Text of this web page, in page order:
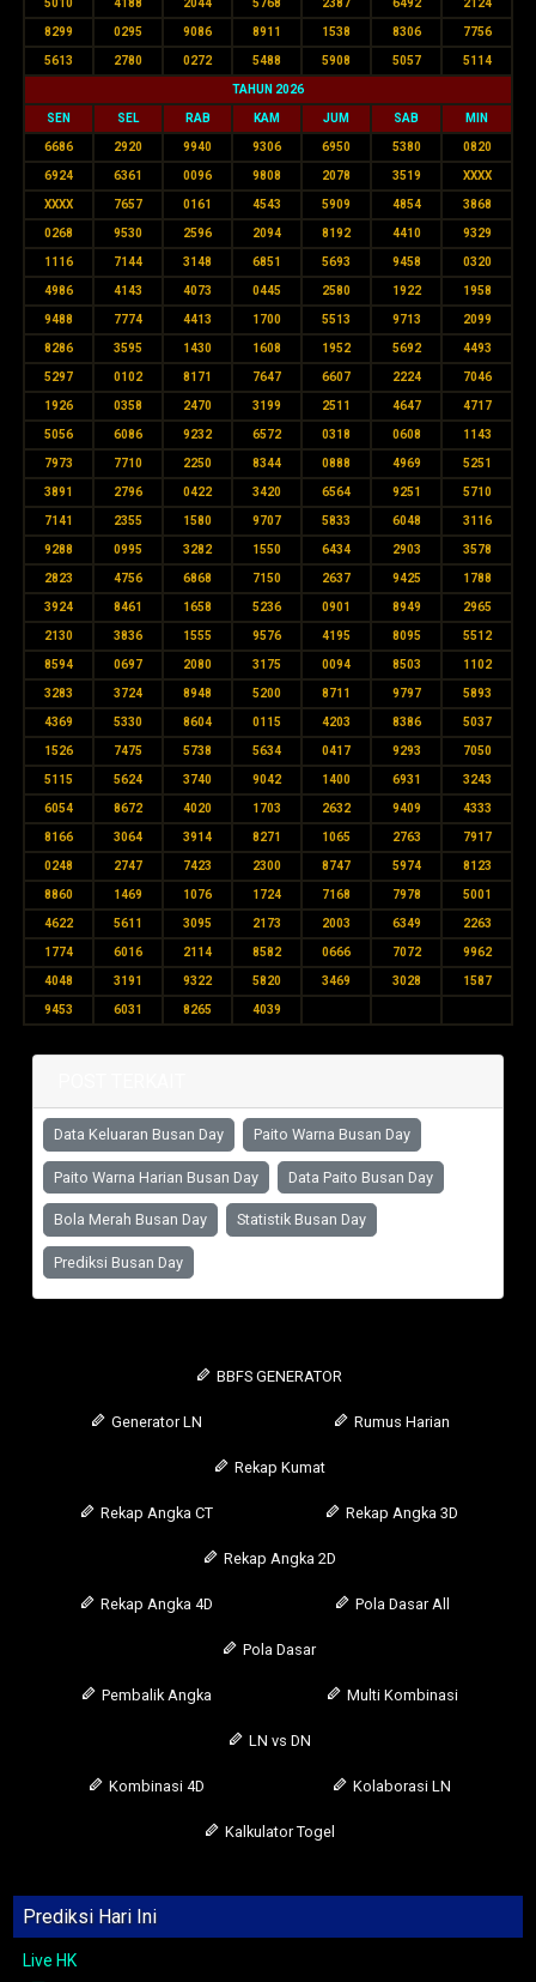
5010 4188 2044 5768 2387 6492 2124
8299 0295 9086 8911 1538 8306 7756
5613 2780 0272 5488 5908 5057 5114
TAHUN 2026
SEN SEL RAB KAM JUM SAB MIN
6686 2920 9940 9306 6950 5380 0820
6924 6361 0096 9808 2078 3519 XXXX
XXXX 7657 0161 4543 5909 4854 3868
0268 9530 2596 2094 8192 4410 9329
1116 7144 3148 6851 5693 9458 0320
4986 4143 4073 0445 2580 1922 1958
9488 7774 4413 1700 5513 9713 2099
8286 3595 1430 1608 1952 5692 4493
5297 0102 8171 7647 6607 2224 7046
1926 0358 2470 3199 2511 4647 4717
5056 6086 9232 6572 0318 0608 1143
7973 7710 2250 8344 0888 4969 5251
3891 2796 0422 3420 6564 9251 5710
7141 2355 1580 9707 5833 6048 3116
9288 0995 3282 1550 6434 2903 3578
2823 4756 6868 7150 2637 9425 1788
3924 8461 1658 5236 0901 8949 2965
2130 3836 1555 9576 4195 8095 5512
8594 0697 2080 3175 0094 8503 1102
3283 3724 8948 5200 8711 9797 5893
4369 5330 8604 0115 4203 8386 5037
1526 7475 5738 5634 0417 9293 7050
5115 5624 3740 9042 1400 6931 3243
6054 8672 4020 1703 2632 9409 4333
8166 3064 3914 8271 1065 2763 7917
0248 2747 7423 2300 8747 5974 8123
8860 1469 1076 1724 7168 7978 5001
4622 5611 3095 2173 2003 6349 2263
1774 6016 2114 8582 0666 7072 9962
4048 3191 9322 5820 3469 3028 1587
9453 6031 8265 4039
Data Keluaran Busan Day Paito Warna Busan Day
Paito Warna Harian Busan Day Data Paito Busan Day
Bola Merah Busan Day Statistik Busan Day
Prediksi Busan Day
BBFS GENERATOR
Generator LN Rumus Harian
Rekap Kumat
Rekap Angka CT Rekap Angka 3D
Rekap Angka 2D
Rekap Angka 4D Pola Dasar All
Pola Dasar
Pembalik Angka Multi Kombinasi
LN vs DN
Kombinasi 4D Kolaborasi LN
Kalkulator Togel
Prediksi Hari Ini
Live HK